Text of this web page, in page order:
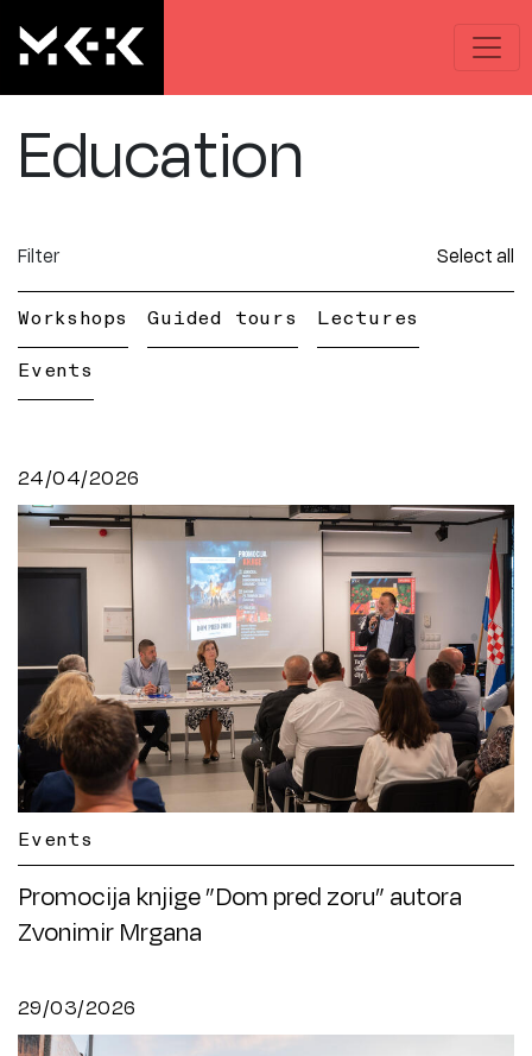
Education
Filter Select all
Workshops Guided tours Lectures
Events
24/04/2026
Events
Promocija knjige ”Dom pred zoru” autora
Zvonimir Mrgana
29/03/2026